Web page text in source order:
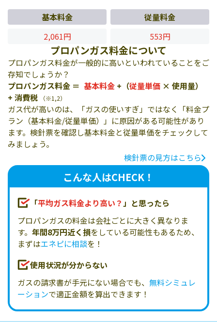
基本料金
従量料金
2,061円
553円
プロパンガス料金について
プロパンガス料金が一般的に高いといわれていることをご
存知でしょうか？
プロパンガス料金 ＝ 基本料金 +（従量単価 × 使用量）
+ 消費税
（※1,2）
ガス代が高いのは、「ガスの使いすぎ」ではなく「料金プ
ラン（基本料金/従量単価）」に原因がある可能性があり
ます。検針票を確認し基本料金と従量単価をチェックして
みましょう。
検針票の見方はこちら
こんな人はCHECK！
「平均ガス料金より高い？」と思ったら
プロパンガスの料金は会社ごとに大きく異なりま
す。 年間8万円近く損をしている可能性もあるため、
まずはエネピに相談を！
使用状況が分からない
ガスの請求書が手元にない場合でも、 無料シミュレ
ーションで適正金額を算出できます！